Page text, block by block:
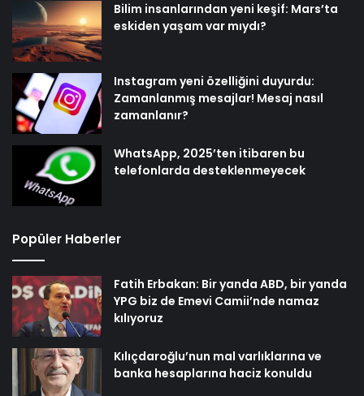
Bilim insanlarından yeni keşif: Mars’ta
eskiden yaşam var mıydı?
Instagram yeni özelliğini duyurdu:
Zamanlanmış mesajlar! Mesaj nasıl
zamanlanır?
WhatsApp, 2025’ten itibaren bu
telefonlarda desteklenmeyecek
Popüler Haberler
Fatih Erbakan: Bir yanda ABD, bir yanda
YPG biz de Emevi Camii’nde namaz
kılıyoruz
Kılıçdaroğlu’nun mal varlıklarına ve
banka hesaplarına haciz konuldu